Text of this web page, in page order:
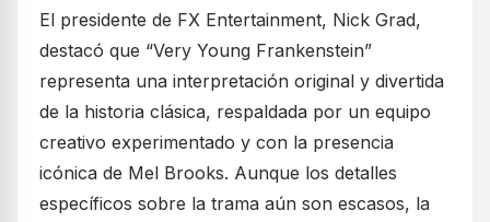
El presidente de FX Entertainment, Nick Grad,
destacó que “Very Young Frankenstein”
representa una interpretación original y divertida
de la historia clásica, respaldada por un equipo
creativo experimentado y con la presencia
icónica de Mel Brooks. Aunque los detalles
específicos sobre la trama aún son escasos, la